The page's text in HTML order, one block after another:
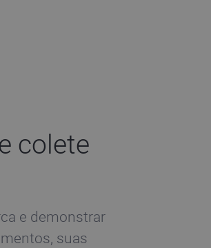
colete
e demonstrar
suas